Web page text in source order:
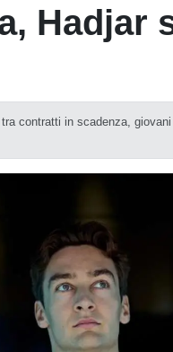
Hadjar
contratti in scadenza,